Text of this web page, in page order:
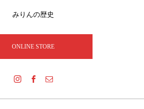
みりんの歴史
ONLINE STORE